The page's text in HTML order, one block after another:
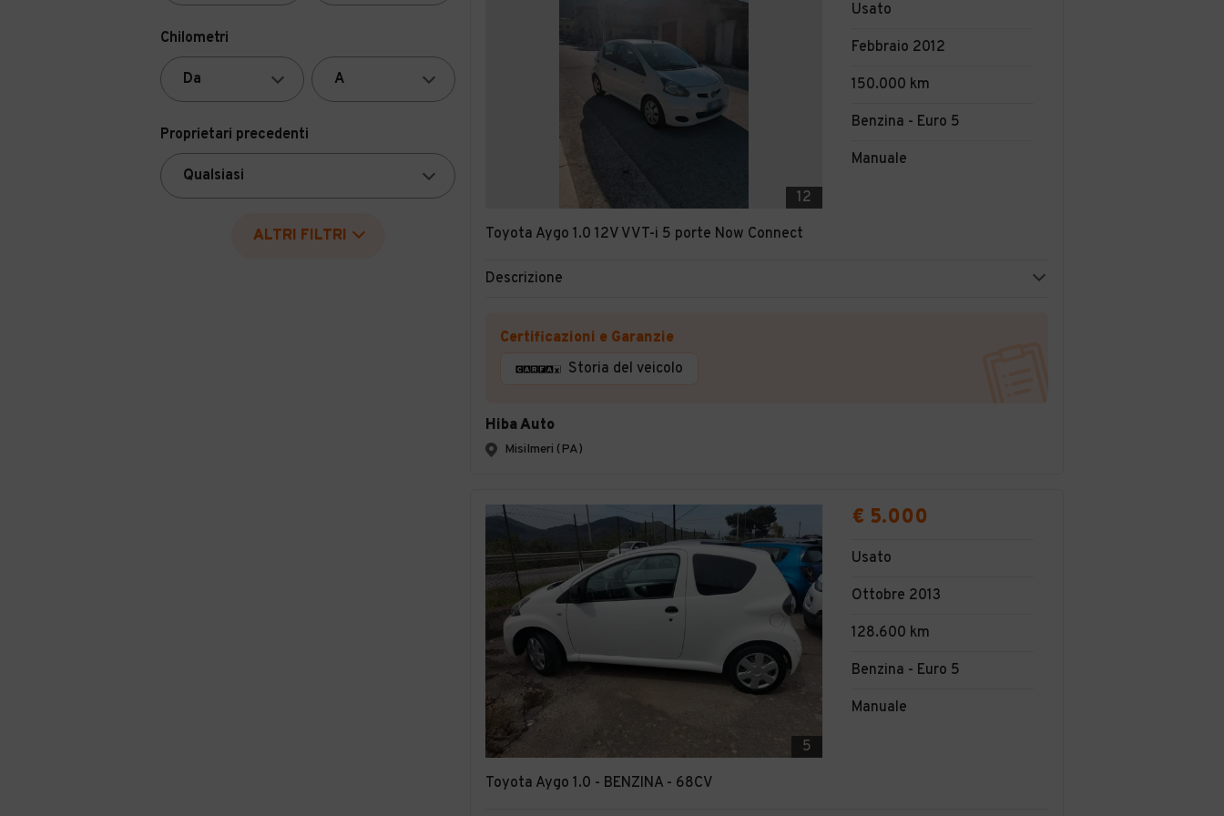
Chilometri
Proprietari precedenti
ALTRI FILTRI
12
Toyota Aygo 1.0 12V VVT-i 5 porte Now Connect
Usato
Febbraio 2012
150.000 km
Benzina - Euro 5
Manuale
Descrizione
Certificazioni e Garanzie
Storia del veicolo
Hiba Auto
Misilmeri (PA)
5
Toyota Aygo 1.0 - BENZINA - 68CV
€ 5.000
Usato
Ottobre 2013
128.600 km
Benzina - Euro 5
Manuale